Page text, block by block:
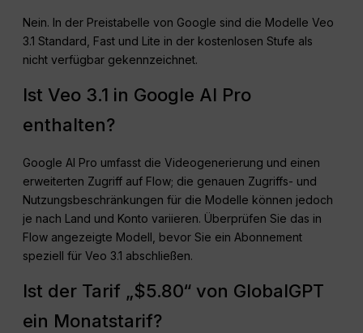
Nein. In der Preistabelle von Google sind die Modelle Veo
3.1 Standard, Fast und Lite in der kostenlosen Stufe als
nicht verfügbar gekennzeichnet.
Ist Veo 3.1 in Google AI Pro
enthalten?
Google AI Pro umfasst die Videogenerierung und einen
erweiterten Zugriff auf Flow; die genauen Zugriffs- und
Nutzungsbeschränkungen für die Modelle können jedoch
je nach Land und Konto variieren. Überprüfen Sie das in
Flow angezeigte Modell, bevor Sie ein Abonnement
speziell für Veo 3.1 abschließen.
Ist der Tarif „$5.80“ von GlobalGPT
ein Monatstarif?